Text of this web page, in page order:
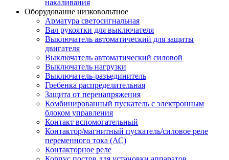
накаливания
Оборудование низковольтное
Арматура светосигнальная
Вал рукоятки для выключателя
Выключатель автоматический для защиты
двигателя
Выключатель автоматический силовой
Выключатель нагрузки
Выключатель-разъединитель
Гребенка распределительная
Защита от перенапряжения
Комбинированный пускатель с электронным
блоком управления
Контакт вспомогательный
Контактор/магнитный пускатель/силовое реле
переменного тока (АС)
Контакторное реле